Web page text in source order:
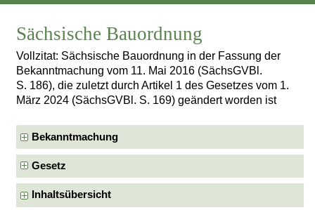
Sächsische Bauordnung
Vollzitat: Sächsische Bauordnung in der Fassung der
Bekanntmachung vom 11. Mai 2016 (SächsGVBl.
S. 186), die zuletzt durch Artikel 1 des Gesetzes vom 1.
März 2024 (SächsGVBl. S. 169) geändert worden ist
Bekanntmachung
Gesetz
Inhaltsübersicht